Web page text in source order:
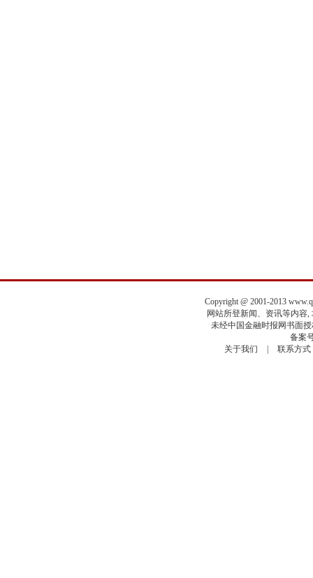
Copyright @ 2001-2013
网站所登新闻、资讯等内容,
未经中国金融时报网书面授
备案
关于我们
联系方式